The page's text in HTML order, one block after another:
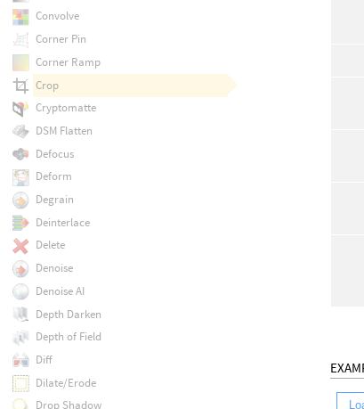
Convolve
Corner Pin
Corner Ramp
Crop
Cryptomatte
DSM Flatten
Defocus
Deform
Degrain
Deinterlace
Delete
Denoise
Denoise AI
Depth Darken
Depth of Field
Diff
Dilate/Erode
Drop Shadow